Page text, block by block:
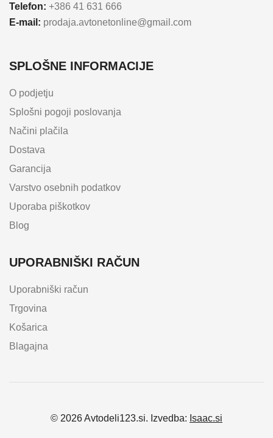
Telefon: +386 41 631 666
E-mail: prodaja.avtonetonline@gmail.com
SPLOŠNE INFORMACIJE
O podjetju
Splošni pogoji poslovanja
Načini plačila
Dostava
Garancija
Varstvo osebnih podatkov
Uporaba piškotkov
Blog
UPORABNIŠKI RAČUN
Uporabniški račun
Trgovina
Košarica
Blagajna
© 2026 Avtodeli123.si. Izvedba: Isaac.si